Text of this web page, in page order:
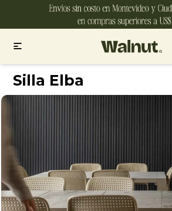

Silla Elba